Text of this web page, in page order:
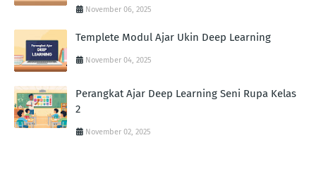
November 06, 2025
Templete Modul Ajar Ukin Deep Learning
November 04, 2025
Perangkat Ajar Deep Learning Seni Rupa Kelas
2
November 02, 2025